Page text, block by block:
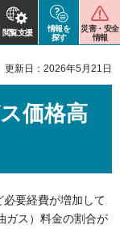
閲覧支援
情報を
探す
災害・安全
情報
更新日：2026年5月21日
価格高
要経費が増加して
ガス）料金の割合が